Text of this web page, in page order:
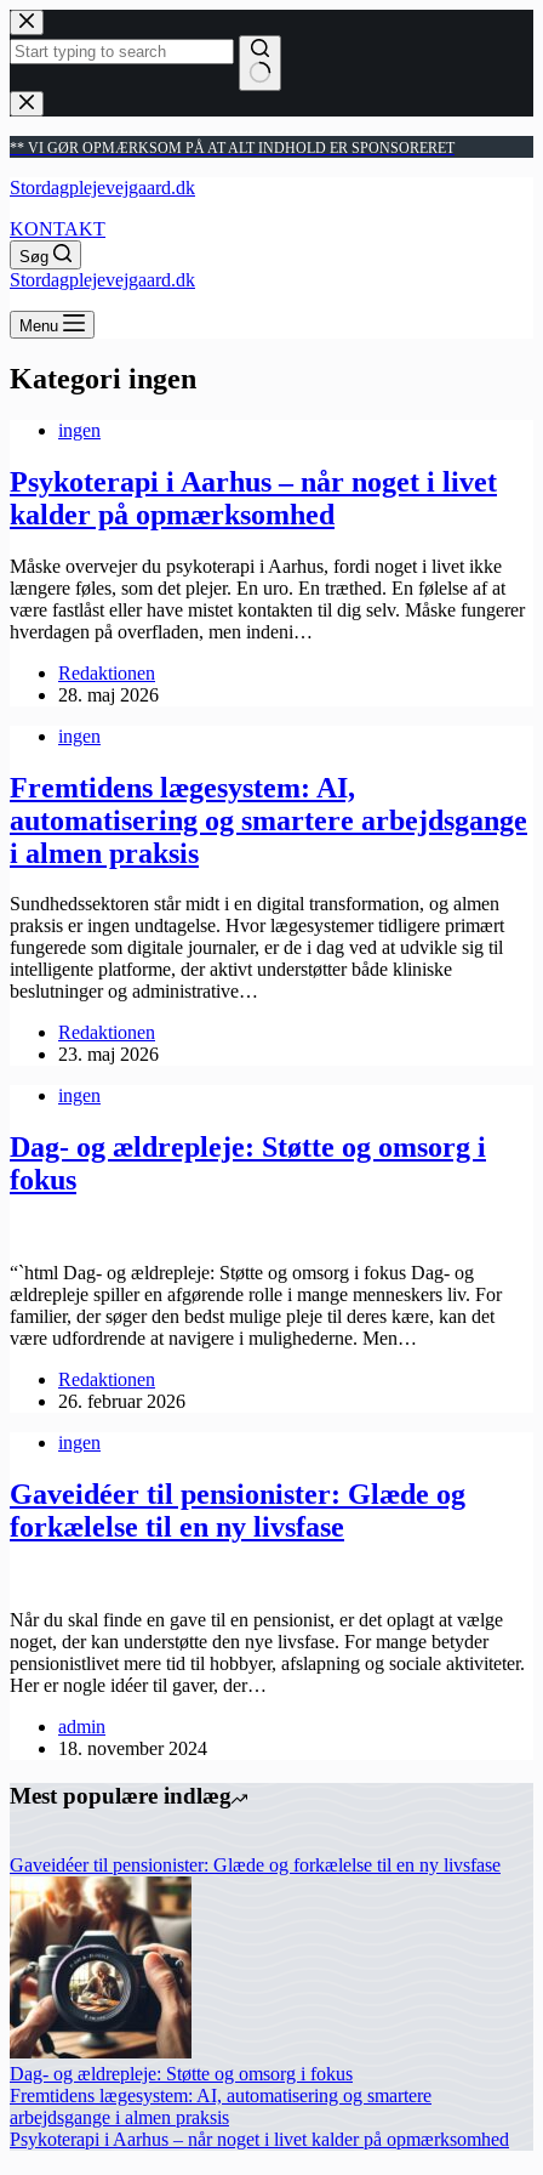
Fortsæt
til
indhold
Ingen
resultater
** VI GØR OPMÆRKSOM PÅ AT ALT INDHOLD ER SPONSORERET
Stordagplejevejgaard.dk
KONTAKT
Søg
Stordagplejevejgaard.dk
Menu
Kategori ingen
ingen
Psykoterapi i Aarhus – når noget i livet
kalder på opmærksomhed
Måske overvejer du psykoterapi i Aarhus, fordi noget i livet ikke
længere føles, som det plejer. En uro. En træthed. En følelse af at
være fastlåst eller have mistet kontakten til dig selv. Måske fungerer
hverdagen på overfladen, men indeni…
Redaktionen
28. maj 2026
ingen
Fremtidens lægesystem: AI,
automatisering og smartere arbejdsgange
i almen praksis
Sundhedssektoren står midt i en digital transformation, og almen
praksis er ingen undtagelse. Hvor lægesystemer tidligere primært
fungerede som digitale journaler, er de i dag ved at udvikle sig til
intelligente platforme, der aktivt understøtter både kliniske
beslutninger og administrative…
Redaktionen
23. maj 2026
ingen
Dag- og ældrepleje: Støtte og omsorg i
fokus
“`html Dag- og ældrepleje: Støtte og omsorg i fokus Dag- og
ældrepleje spiller en afgørende rolle i mange menneskers liv. For
familier, der søger den bedst mulige pleje til deres kære, kan det
være udfordrende at navigere i mulighederne. Men…
Redaktionen
26. februar 2026
ingen
Gaveidéer til pensionister: Glæde og
forkælelse til en ny livsfase
Når du skal finde en gave til en pensionist, er det oplagt at vælge
noget, der kan understøtte den nye livsfase. For mange betyder
pensionistlivet mere tid til hobbyer, afslapning og sociale aktiviteter.
Her er nogle idéer til gaver, der…
admin
18. november 2024
Mest populære indlæg
Gaveidéer til pensionister: Glæde og forkælelse til en ny livsfase
Dag- og ældrepleje: Støtte og omsorg i fokus
Fremtidens lægesystem: AI, automatisering og smartere
arbejdsgange i almen praksis
Psykoterapi i Aarhus – når noget i livet kalder på opmærksomhed